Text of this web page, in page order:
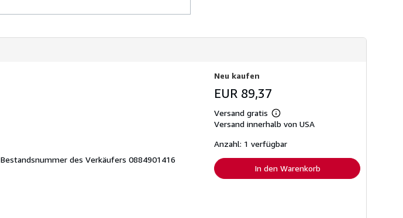
Bestandsnummer des Verkäufers 0884901416
Neu kaufen
EUR 89,37
Versand gratis
Weitere
Informationen
Versandkosten
Versand innerhalb von USA
Anzahl: 1 verfügbar
In den Warenkorb